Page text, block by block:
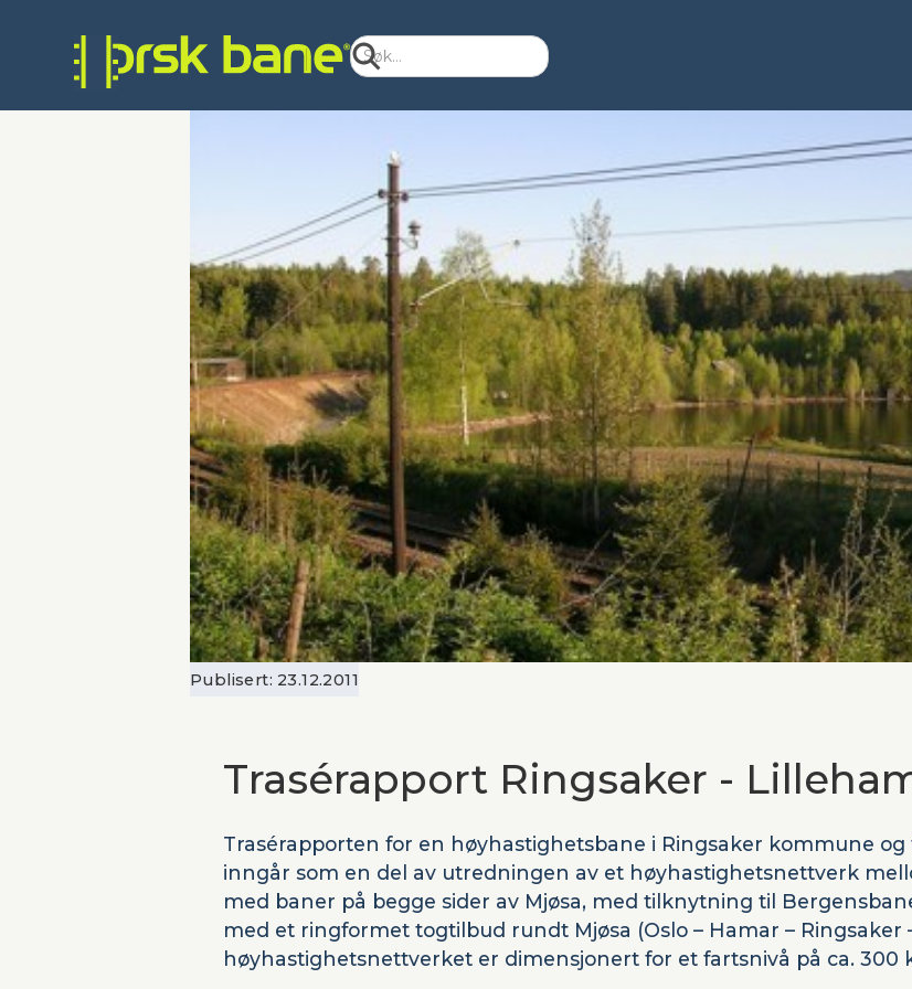
Publisert: 23.12.2011
Trasérapport Ringsaker -
Trasérapporten for en høyhastighetsbane i Ringsaker kommune
inngår som en del av utredningen av et høyhastighetsnettverk
med baner på begge sider av Mjøsa, med tilknytning til
med et ringformet togtilbud rundt Mjøsa (Oslo – Hamar – Ringsaker
høyhastighetsnettverket er dimensjonert for et fartsnivå på ca.